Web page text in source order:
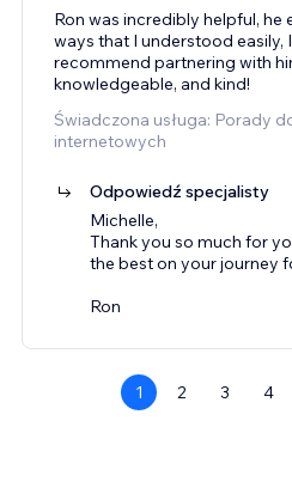
Ron was incredibly helpful, he
ways that I understood easily,
recommend partnering with
knowledgeable, and kind!
Świadczona usługa: Porady
internetowych
Odpowiedź specjalisty
Michelle,
Thank you so much for
the best on your journey
Ron
1 2 3 4